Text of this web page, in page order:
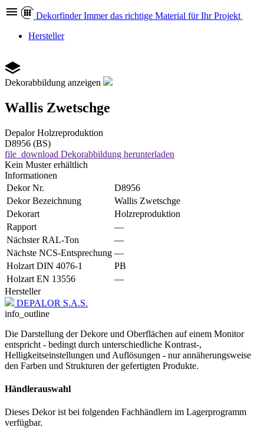
Dekorfinder Immer das richtige Material für Ihr Projekt
Hersteller
Dekorabbildung anzeigen
Wallis Zwetschge
Depalor Holzreproduktion
D8956 (BS)
file_download Dekorabbildung herunterladen
Kein Muster erhältlich
Informationen
Dekor Nr.
D8956
Dekor Bezeichnung
Wallis Zwetschge
Dekorart
Holzreproduktion
Rapport
—
Nächster RAL-Ton
—
Nächste NCS-Entsprechung —
Holzart DIN 4076-1
PB
Holzart EN 13556
—
Hersteller
DEPALOR S.A.S.
info_outline
Die Darstellung der Dekore und Oberflächen auf einem Monitor
entspricht - bedingt durch unterschiedliche Kontrast-,
Helligkeitseinstellungen und Auflösungen - nur annäherungsweise
den Farben und Strukturen der gefertigten Produkte.
Händlerauswahl
Dieses Dekor ist bei folgenden Fachhändlern im Lagerprogramm
verfügbar.